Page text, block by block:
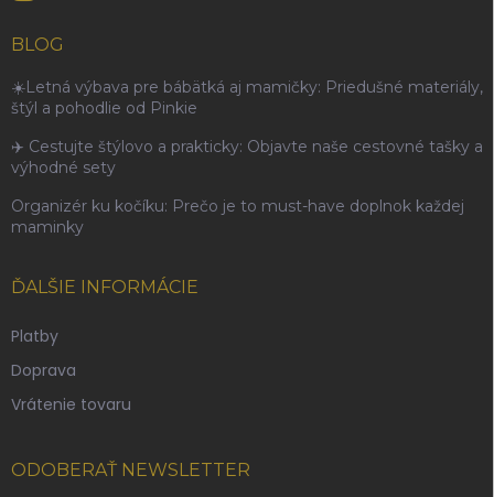
BLOG
☀️Letná výbava pre bábätká aj mamičky: Priedušné materiály,
štýl a pohodlie od Pinkie
✈️ Cestujte štýlovo a prakticky: Objavte naše cestovné tašky a
výhodné sety
Organizér ku kočíku: Prečo je to must-have doplnok každej
maminky
ĎALŠIE INFORMÁCIE
Platby
Doprava
Vrátenie tovaru
ODOBERAŤ NEWSLETTER